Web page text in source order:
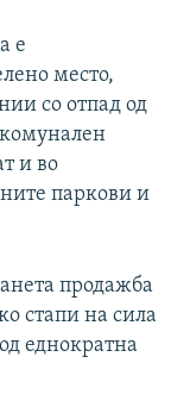
е
место,
со отпад од
и во
паркови и
продажба
стапи на сила
еднократна